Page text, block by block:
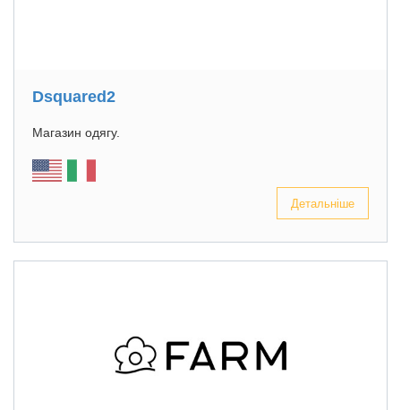
Dsquared2
Магазин одягу.
Детальніше